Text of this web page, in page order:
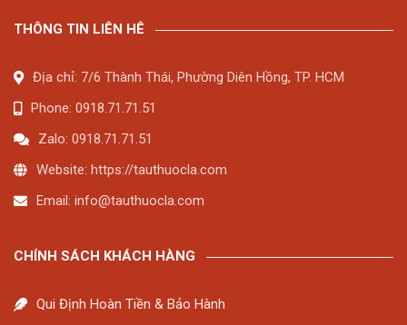
THÔNG TIN LIÊN HÊ
Địa chỉ: 7/6 Thành Thái, Phường Diên Hồng, TP. HCM
Phone: 0918.71.71.51
Zalo: 0918.71.71.51
Website: https://tauthuocla.com
Email: info@tauthuocla.com
CHÍNH SÁCH KHÁCH HÀNG
Qui Định Hoàn Tiền & Bảo Hành